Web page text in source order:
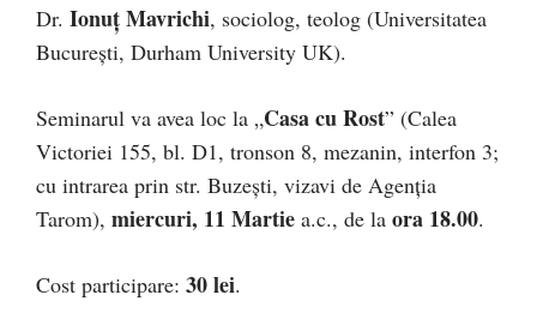
Dr. Ionuţ Mavrichi, sociolog, teolog (Universitatea
Bucureşti, Durham University UK).
Seminarul va avea loc la „Casa cu Rost” (Calea
Victoriei 155, bl. D1, tronson 8, mezanin, interfon 3;
cu intrarea prin str. Buzeşti, vizavi de Agenţia
Tarom), miercuri, 11 Martie a.c., de la ora 18.00.
Cost participare: 30 lei.